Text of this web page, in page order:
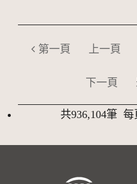
第一頁 上一頁
下一頁
共936,104筆 每